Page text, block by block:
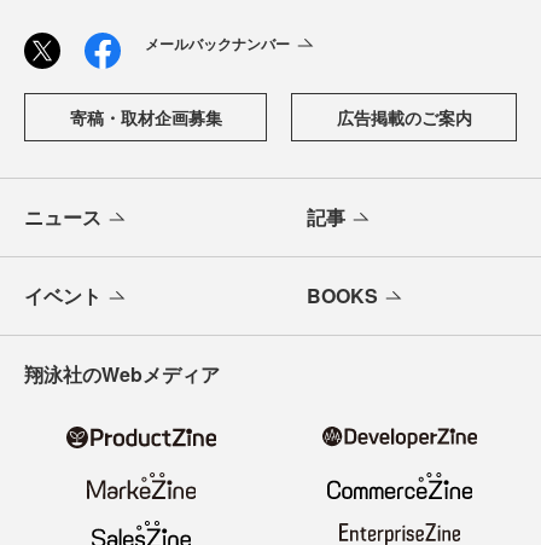
メールバックナンバー
寄稿・取材企画募集 広告掲載のご案内
ニュース 記事
イベント BOOKS
翔泳社のWebメディア